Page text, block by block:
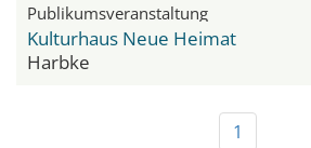
Publikumsveranstaltung
Kulturhaus Neue Heimat
Harbke
1